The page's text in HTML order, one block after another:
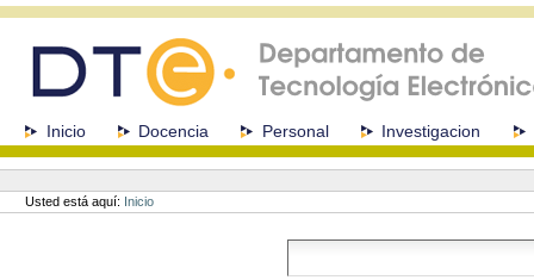
navegación
SeccionesInicio Docencia Personal Investigacion
Herramientas
Personales
Usted está aquí: Inicio